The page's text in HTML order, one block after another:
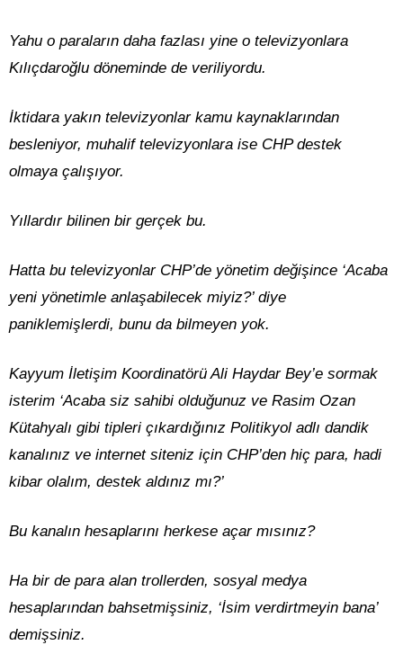
Yahu o paraların daha fazlası yine o televizyonlara
Kılıçdaroğlu döneminde de veriliyordu.
İktidara yakın televizyonlar kamu kaynaklarından
besleniyor, muhalif televizyonlara ise CHP destek
olmaya çalışıyor.
Yıllardır bilinen bir gerçek bu.
Hatta bu televizyonlar CHP’de yönetim değişince ‘Acaba
yeni yönetimle anlaşabilecek miyiz?’ diye
paniklemişlerdi, bunu da bilmeyen yok.
Kayyum İletişim Koordinatörü Ali Haydar Bey’e sormak
isterim ‘Acaba siz sahibi olduğunuz ve Rasim Ozan
Kütahyalı gibi tipleri çıkardığınız Politikyol adlı dandik
kanalınız ve internet siteniz için CHP’den hiç para, hadi
kibar olalım, destek aldınız mı?’
Bu kanalın hesaplarını herkese açar mısınız?
Ha bir de para alan trollerden, sosyal medya
hesaplarından bahsetmişsiniz, ‘İsim verdirtmeyin bana’
demişsiniz.